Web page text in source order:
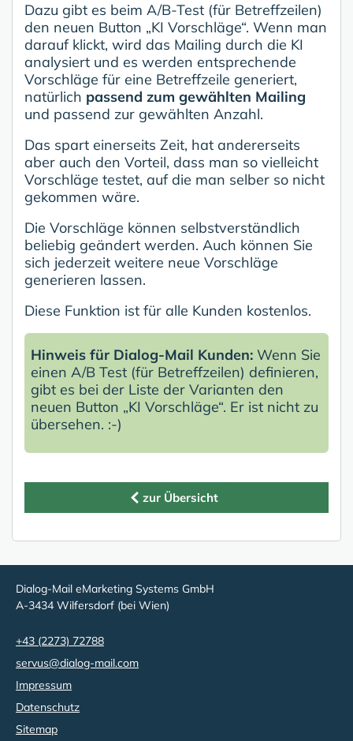
Dazu gibt es beim A/B-Test (für Betreffzeilen)
den neuen Button „KI Vorschläge“. Wenn man
darauf klickt, wird das Mailing durch die KI
analysiert und es werden entsprechende
Vorschläge für eine Betreffzeile generiert,
natürlich passend zum gewählten Mailing
und passend zur gewählten Anzahl.
Das spart einerseits Zeit, hat andererseits
aber auch den Vorteil, dass man so vielleicht
Vorschläge testet, auf die man selber so nicht
gekommen wäre.
Die Vorschläge können selbstverständlich
beliebig geändert werden. Auch können Sie
sich jederzeit weitere neue Vorschläge
generieren lassen.
Diese Funktion ist für alle Kunden kostenlos.
Hinweis für Dialog-Mail Kunden:Wenn Sie
einen A/B Test (für Betreffzeilen) definieren,
gibt es bei der Liste der Varianten den
neuen Button „KI Vorschläge“. Er ist nicht zu
übersehen. :-)
zur Übersicht
Dialog-Mail eMarketing Systems GmbH
A-3434 Wilfersdorf (bei Wien)
+43 (2273) 72788
servus@dialog-mail.com
Impressum
Datenschutz
Sitemap